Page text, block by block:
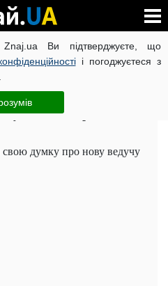
Znaj.ua Ви підтверджуєте, що
і погоджуєтеся з
КОРОНАВІРУС В УКРАЇНІ
ЧИТАТЬ НА РУССКОМ
учасники сприйняли
думку про нову ведучу